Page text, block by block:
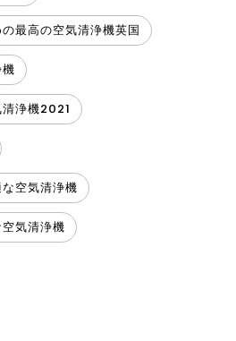
最高の空気清浄機英国
浄機2021
空気清浄機
気清浄機